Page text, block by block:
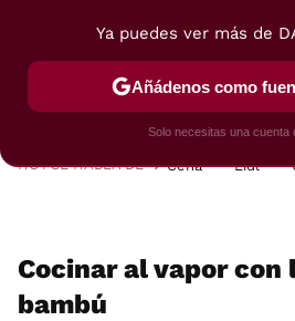
POSTRES VIAJES
HOY SE HABLA DE Cena Lidl
Cocinar al vapor con
bambú
Ya puedes ver más de
Añádenos como
Solo necesitas una cuenta